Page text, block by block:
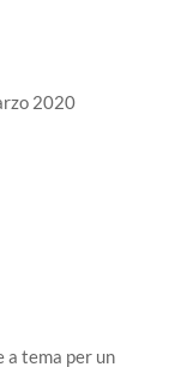
2020
a tema per un